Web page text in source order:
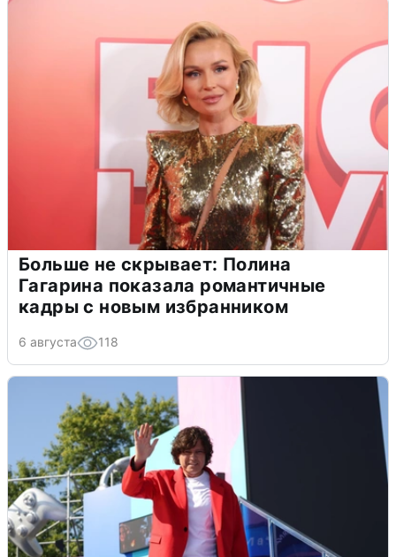
Больше не скрывает: Полина
Гагарина показала романтичные
кадры с новым избранником
6 августа 118